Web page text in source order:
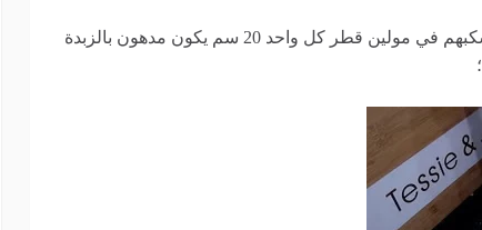
نضيف الفرينة و نخلط من تحت لفوق حتى تنسجم المكونات و نسكبهم في مولين قطر كل واحد 20 سم يكون مدهون بالزبدة